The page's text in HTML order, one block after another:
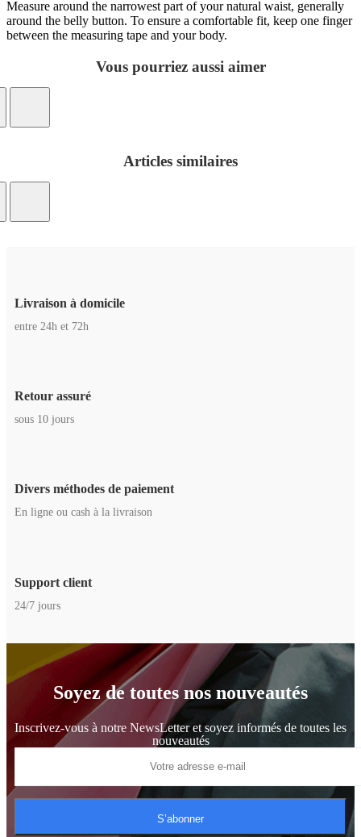
Measure around the narrowest part of your natural waist, generally
around the belly button. To ensure a comfortable fit, keep one finger
between the measuring tape and your body.
Vous pourriez aussi aimer
Articles similaires
Livraison à domicile
entre 24h et 72h
Retour assuré
sous 10 jours
Divers méthodes de paiement
En ligne ou cash à la livraison
Support client
24/7 jours
Soyez de toutes nos nouveautés
Inscrivez-vous à notre NewsLetter et soyez informés de toutes les
nouveautés
S’abonner